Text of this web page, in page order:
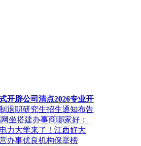
开辟公司清点2026专业开
退职研究生招生通知布告
坐搭建办事商哪家好：
力大学来了！江西好大
办事优良机构保举榜